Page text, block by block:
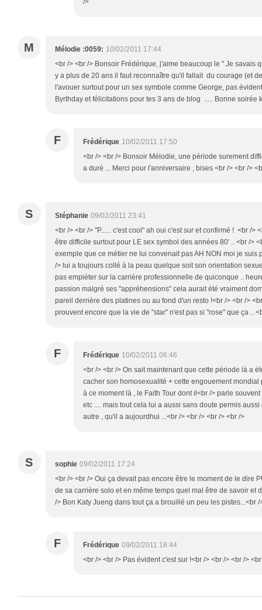
/>
M Mélodie :0059: 10/02/2011 17:44
<br /> <br /> Bonsoir Frédérique, j'aime beaucoup le " Je savais
y a plus de 20 ans il faut reconnaître qu'il fallait du courage (et
l'avouer surtout pour un sex symbole comme George, pas
Byrthday et félicitations pour tes 3 ans de blog ..... Bonne soirée
F Frédérique 10/02/2011 17:50
<br /> <br /> Bonsoir Mélodie, une période surement
a duré ... Merci pour l'anniversaire , bises <br /> <br />
S Stéphanie 09/02/2011 23:41
<br /> <br /> "P...... c'est cool" ah oui c'est sur et confirmé ! <br />
être difficile surtout pour LE sex symbol des années 80' .. <br />
exemple que ce métier ne lui convenait pas AH NON moi je suis
/> lui a toujours collé à la peau quelque soit son orientation
pas empiéter sur la carrière professionnelle de quiconque ..
passion malgré ses "appréhensions" cela aurait été vraiment
pareil derrière des platines ou au fond d'un resto !<br /> <br />
prouvent encore que la vie de "star" n'est pas si "rose" que ça ..
F Frédérique 10/02/2011 06:46
<br /> <br /> On sait maintenant que cette période là a
cacher son homosexualité + cette engouement
à ce moment là , le Faith Tour dont il<br /> parle
etc .... mais tout cela lui a aussi sans doute permis
autre , qu'il a aujourdhui ...<br /> <br /> <br /> <br />
S sophie 09/02/2011 17:24
<br /> <br /> Oui ça devait pas encore être le moment de le dire
de sa carrière solo et en même temps quel mal être de savoir et
/> Bon Katy Jueng dans tout ça a brouillé un peu les pistes...<br /
F Frédérique 09/02/2011 18:44
<br /> <br /> Pas évident c'est sur !<br /> <br /> <br />